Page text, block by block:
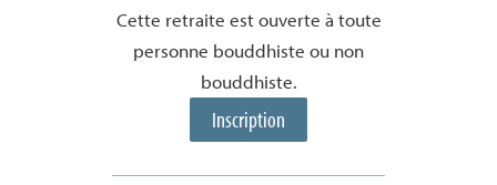
Cette retraite est ouverte à toute
personne bouddhiste ou non
bouddhiste.
Inscription